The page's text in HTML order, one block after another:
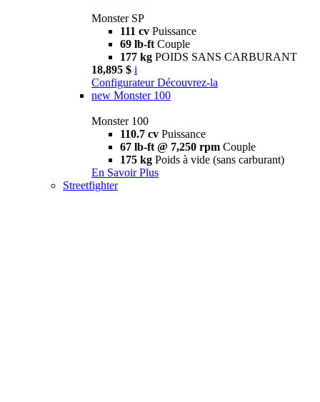
Monster SP
111 cv Puissance
69 lb-ft Couple
177 kg POIDS SANS CARBURANT
18,895 $ i
Configurateur Découvrez-la
new Monster 100
Monster 100
110.7 cv Puissance
67 lb-ft @ 7,250 rpm Couple
175 kg Poids à vide (sans carburant)
En Savoir Plus
Streetfighter